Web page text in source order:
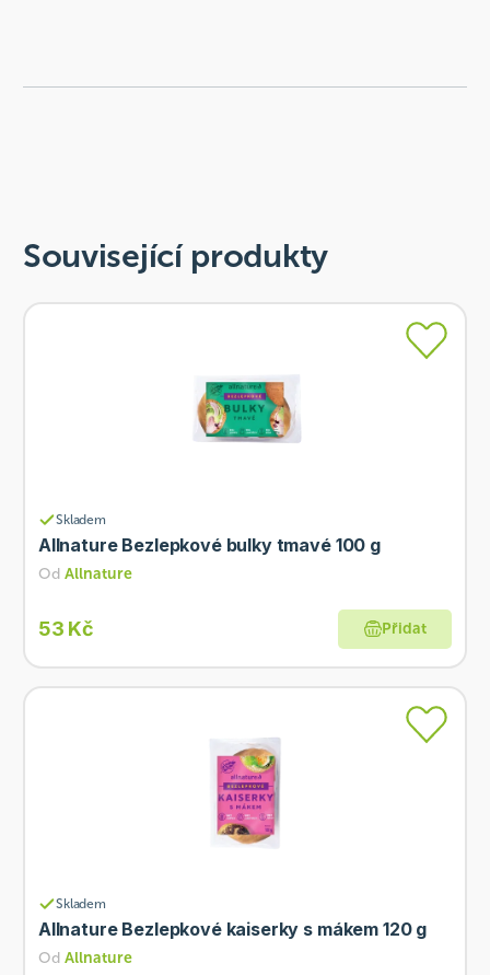
Související produkty
Skladem
Allnature Bezlepkové bulky tmavé 100 g
Od Allnature
53 Kč Přidat
Skladem
Allnature Bezlepkové kaiserky s mákem 120 g
Od Allnature